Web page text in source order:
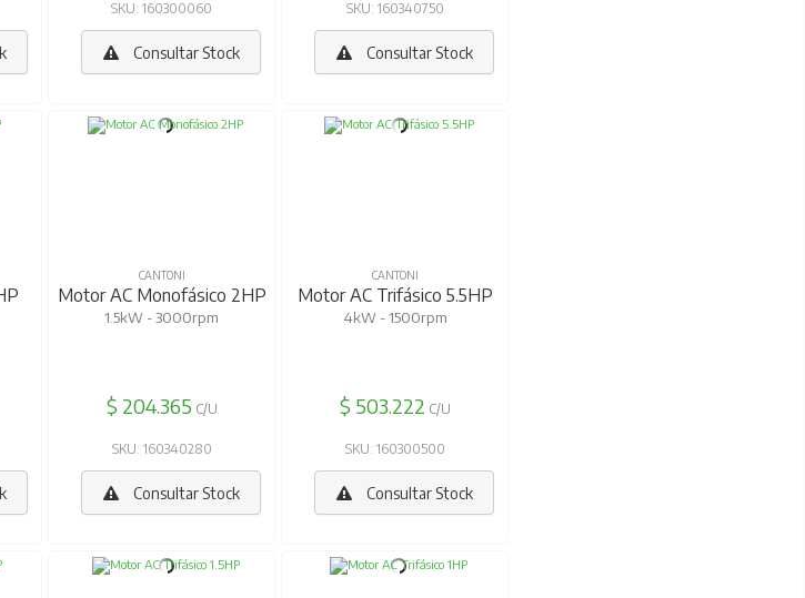
SKU: 160300060
Consultar Stock
SKU: 160340750
Consultar Stock
CANTONI
Motor AC Monofásico 2HP
1.5kW - 3000rpm
$ 204.365 C/U
SKU: 160340280
Consultar Stock
CANTONI
Motor AC Trifásico 5.5HP
4kW - 1500rpm
$ 503.222 C/U
SKU: 160300500
Consultar Stock